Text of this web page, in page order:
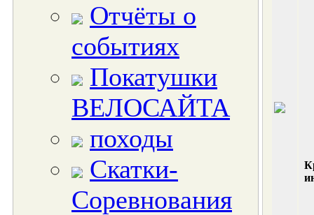
Отчёты о
событиях
Покатушки
ВЕЛОСАЙТА
походы
Скатки-
Соревнования